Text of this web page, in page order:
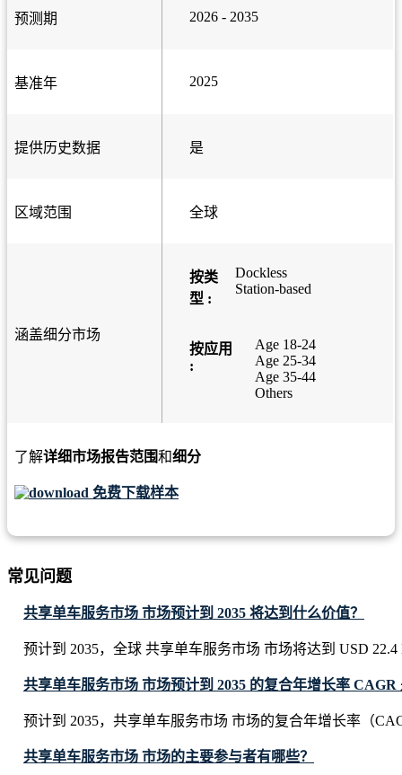
预测期 2026 - 2035
基准年 2025
提供历史数据 是
区域范围 全球
涵盖细分市场
按类
型 :
Dockless
Station-based
按应用
:
Age 18-24
Age 25-34
Age 35-44
Others
了解详细市场报告范围和细分
免费下载样本
常见问题
共享单车服务市场 市场预计到 2035 将达到什么价值？
预计到 2035，全球 共享单车服务市场 市场将达到 USD
共享单车服务市场 市场预计到 2035 的复合年增长率 CAGR
预计到 2035，共享单车服务市场 市场的复合年增长率（
共享单车服务市场 市场的主要参与者有哪些？